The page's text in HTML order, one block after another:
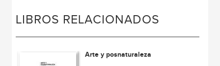
LIBROS RELACIONADOS
Arte y posnaturaleza